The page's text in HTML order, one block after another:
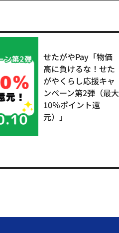
せたがやPay「物価
高に負けるな！せた
がやくらし応援キャ
ンペーン第2弾（最大
10％ポイント還
元）」